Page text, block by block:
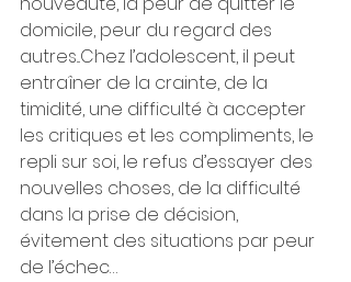
domicile, peur du regard des
autres...Chez l’adolescent, il peut
entraîner de la crainte, de la
timidité, une difficulté à accepter
les critiques et les compliments, le
repli sur soi, le refus d’essayer des
nouvelles choses, de la difficulté
dans la prise de décision,
évitement des situations par peur
de l’échec…